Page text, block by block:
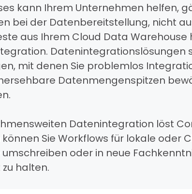
kann Ihrem Unternehmen helfen,
bei der Datenbereitstellung, nicht
aus Ihrem Cloud Data
Datenintegrationslösungen
mit denen Sie problemlos
Datenmengenspitzen
Datenintegration löst
Sie Workflows für lokale oder
oder in neue
halten.